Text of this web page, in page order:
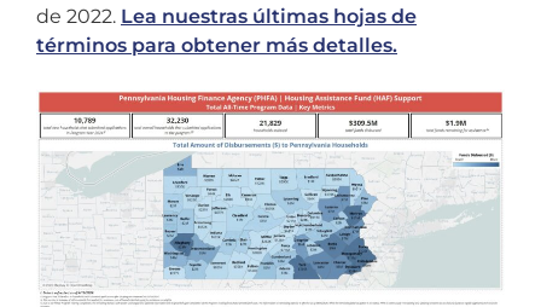
de 2022. Lea nuestras últimas hojas de
términos para obtener más detalles.